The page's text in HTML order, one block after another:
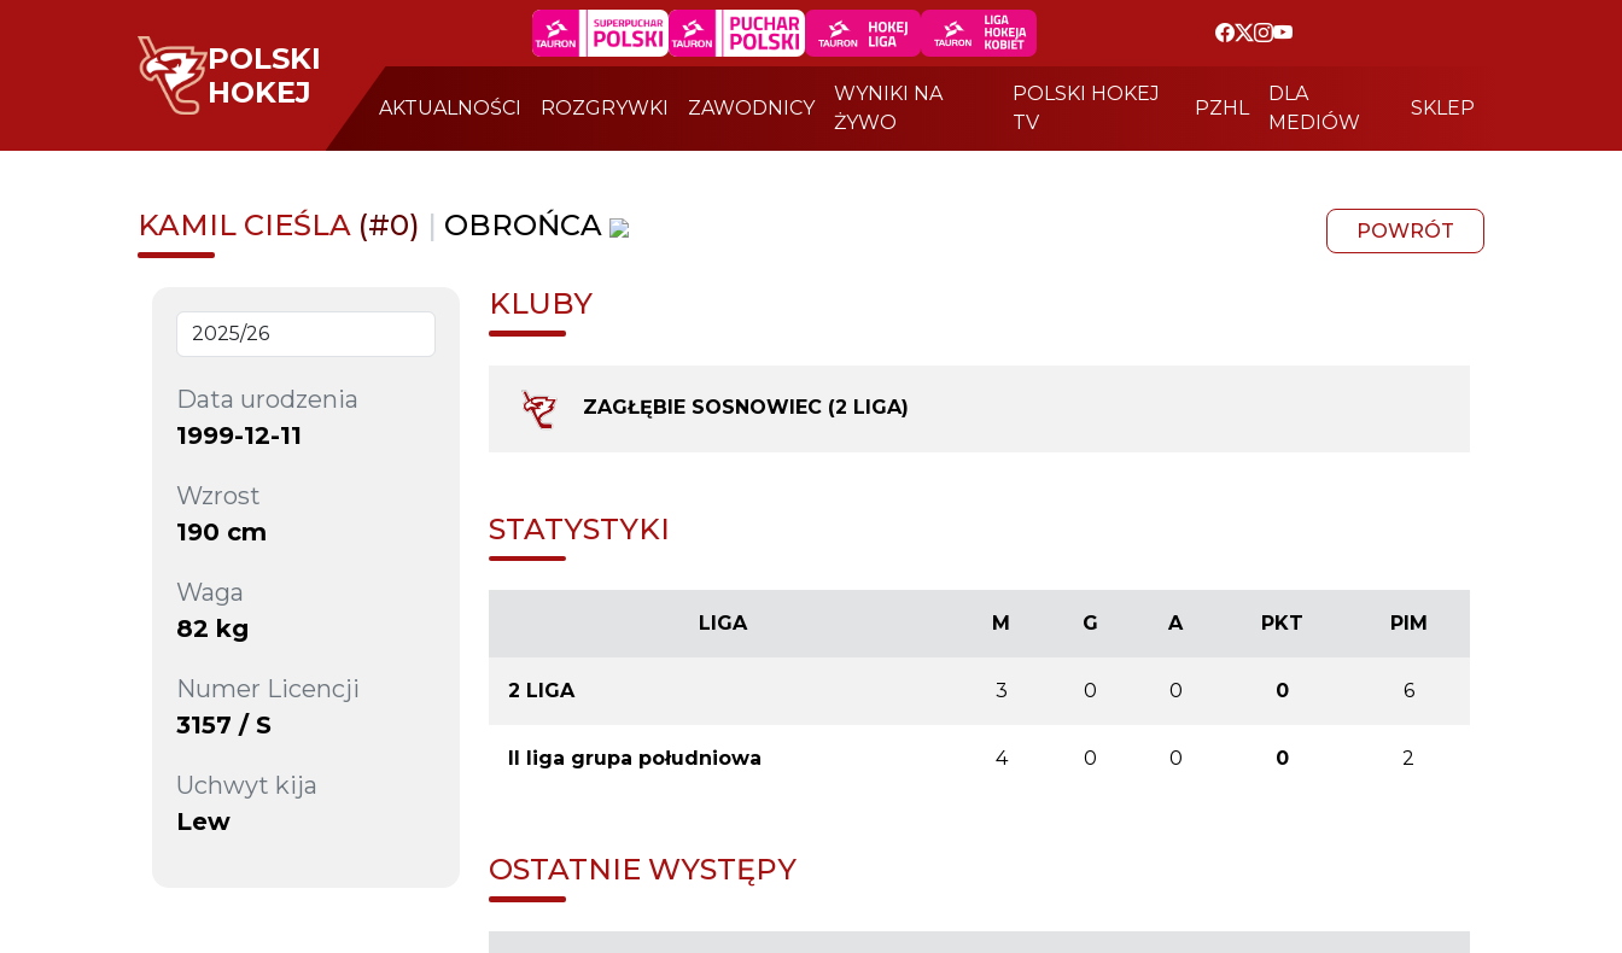
POLSKI
HOKEJ
AKTUALNOŚCI ROZGRYWKI ZAWODNICY
WYNIKI NA
ŻYWO
POLSKI HOKEJ
TV
PZHL
DLA
MEDIÓW
SKLEP
KAMIL CIEŚLA (#0) | OBROŃCA POWRÓT
Data urodzenia
1999-12-11
Wzrost
190 cm
Waga
82 kg
Numer Licencji
3157 / S
Uchwyt kija
Lew
KLUBY
ZAGŁĘBIE SOSNOWIEC (2 LIGA)
STATYSTYKI
LIGA M G A PKT PIM
2 LIGA 3 0 0 0 6
II liga grupa południowa 4 0 0 0 2
OSTATNIE WYSTĘPY